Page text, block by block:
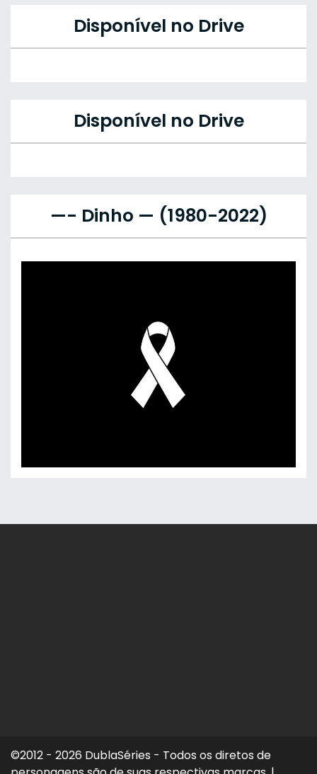
Disponível no Drive
Disponível no Drive
—- Dinho — (1980-2022)
©2012 - 2026 DublaSéries - Todos os diretos de